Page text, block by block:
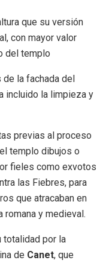
que su versión
con mayor valor
del templo
de la fachada del
incluido la limpieza y
previas al proceso
templo dibujos o
fieles como exvotos
las Fiebres, para
que atracaban en
y medieval.
totalidad por la
de Canet, que